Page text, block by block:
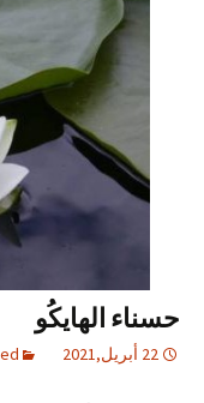
حسناء الهايكُو
22 أبريل,2021